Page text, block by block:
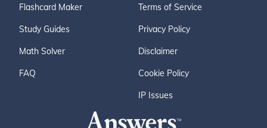
Flashcard Maker
Study Guides
Math Solver
FAQ
Terms of Service
Privacy Policy
Disclaimer
Cookie Policy
IP Issues